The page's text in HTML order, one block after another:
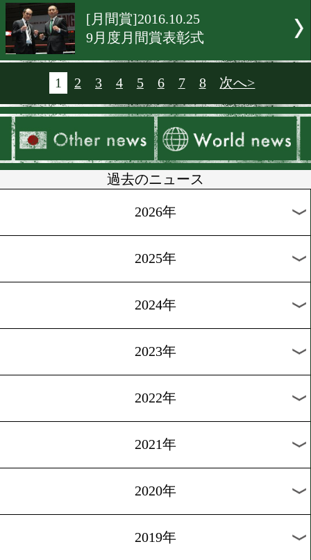
[ランキング]2016.10.26
新鋭5選手が日本ランキン
り
[ニュース]2016.10.26
12/11 美人ボクサーは元王
V5戦!
[試合後会見]2016.10.25
技巧派王者が若きサウスポ
対戦(試合動画)
[試合後談話]2016.10.25
続いた
[月間賞]2016.10.25
9月度月間賞表彰式
1 2 3 4 5 6 7 8 次へ>
過去のニュース